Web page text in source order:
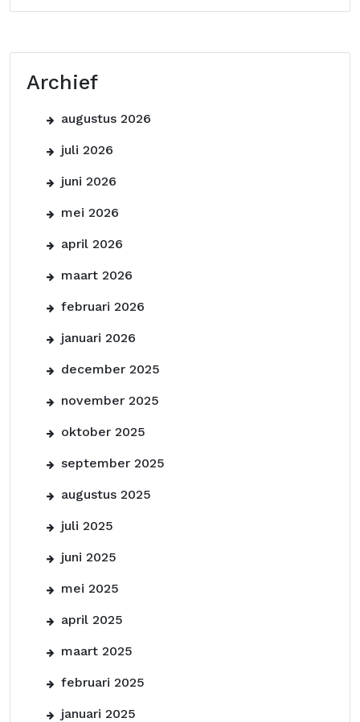
Archief
augustus 2026
juli 2026
juni 2026
mei 2026
april 2026
maart 2026
februari 2026
januari 2026
december 2025
november 2025
oktober 2025
september 2025
augustus 2025
juli 2025
juni 2025
mei 2025
april 2025
maart 2025
februari 2025
januari 2025